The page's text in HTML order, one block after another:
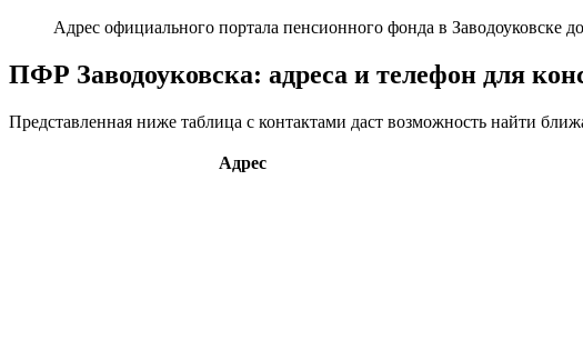
Адрес официального портала пенсионного фонда в Заводоуковске
ПФР Заводоуковска: адреса и телефон для
Представленная ниже таблица с контактами даст возможность найти
Адрес